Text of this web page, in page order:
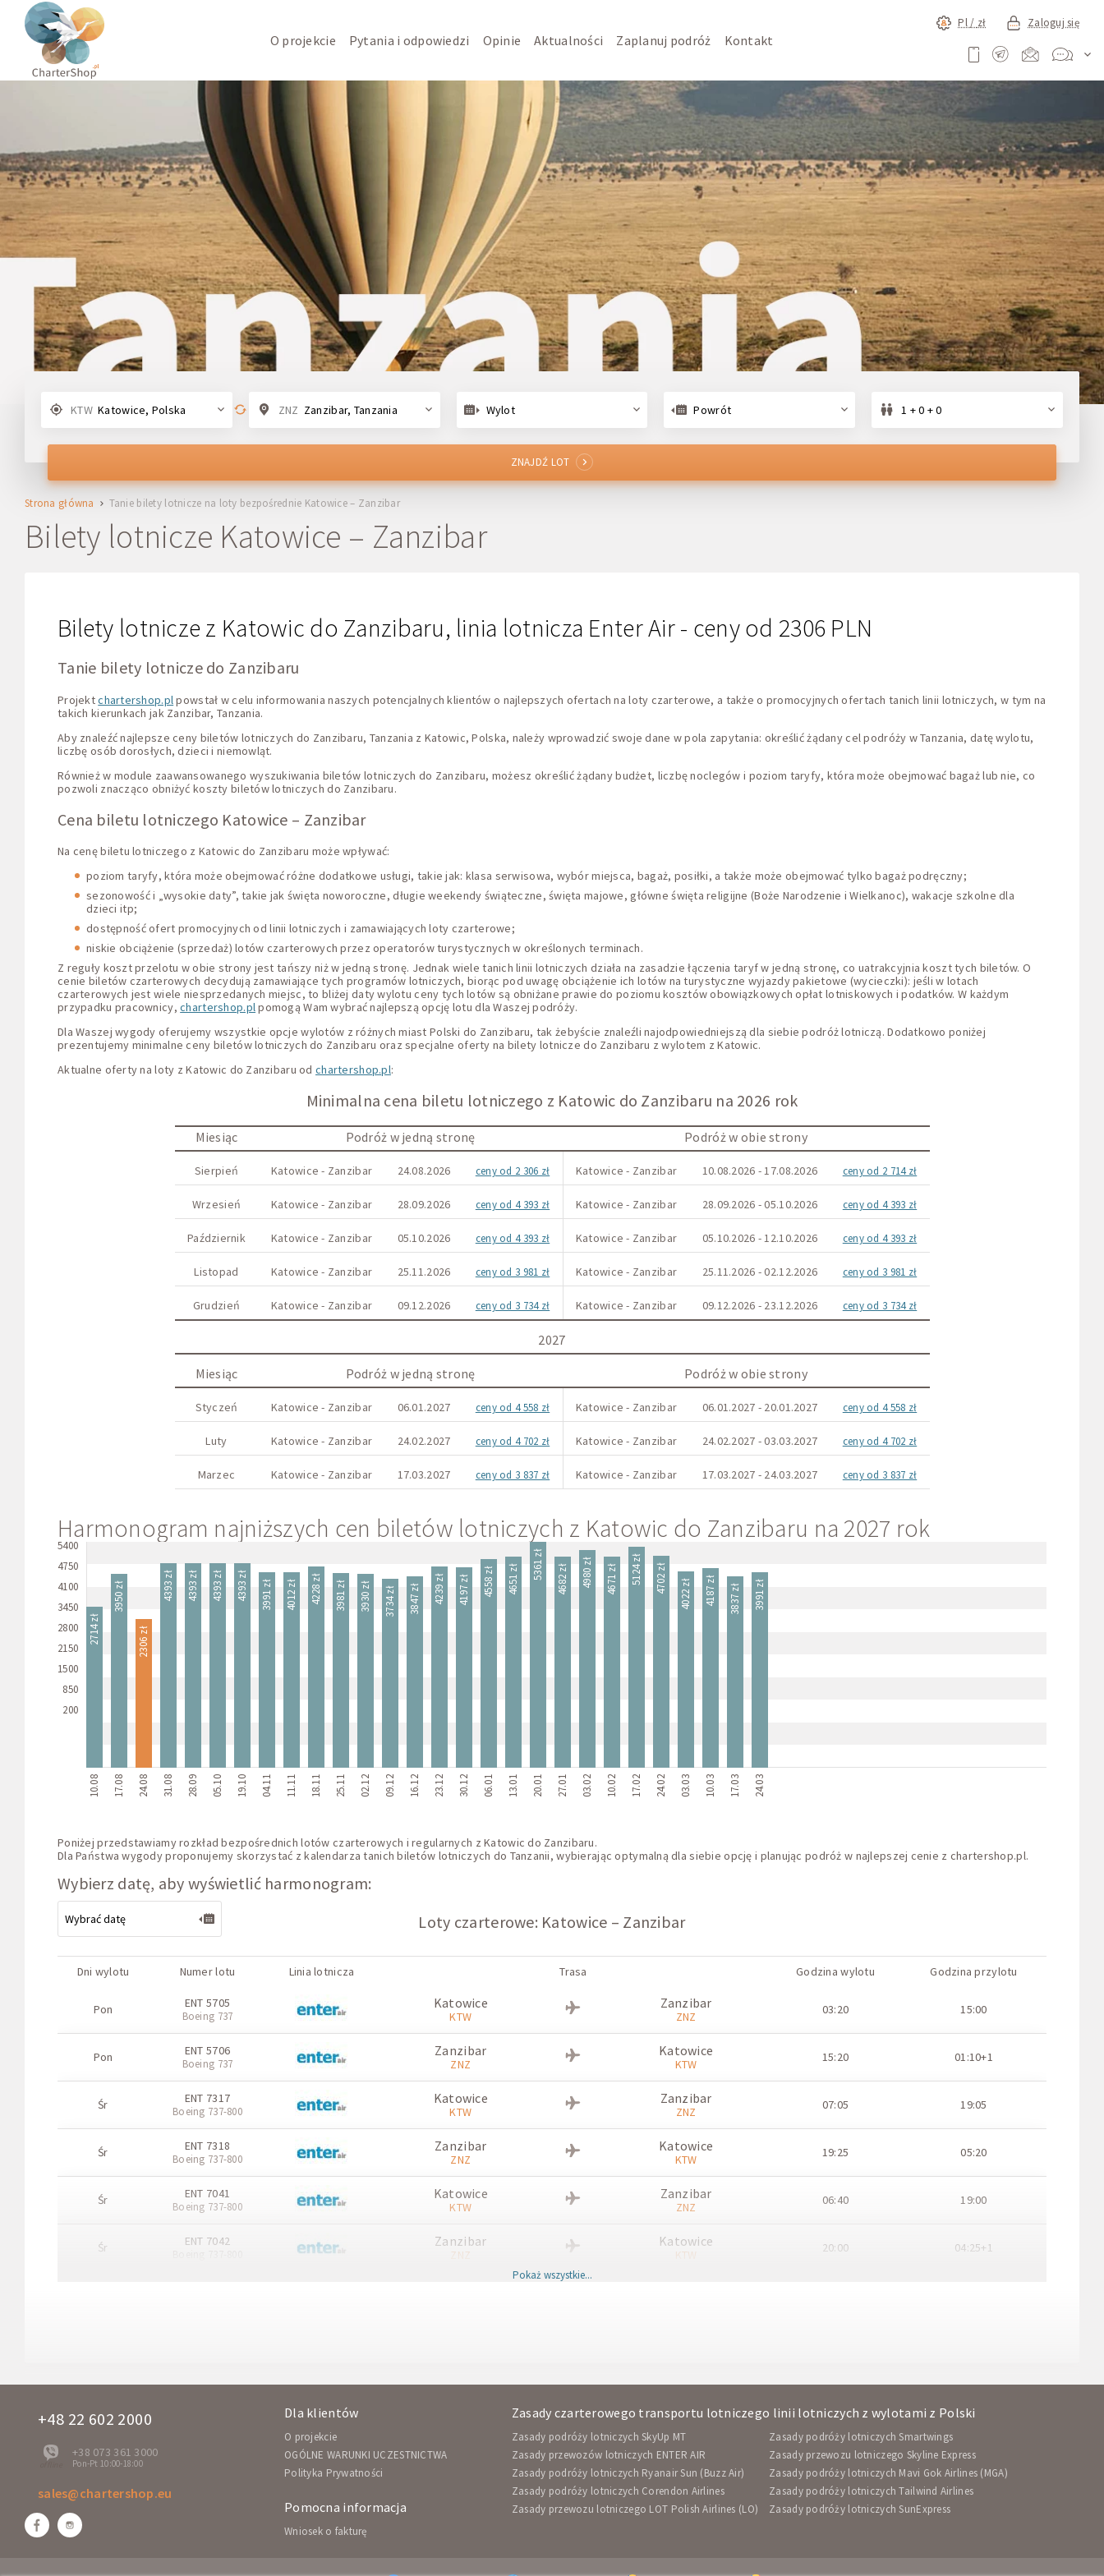
O projekcie Pytania i odpowiedzi Opinie Aktualności Zaplanuj podróż Kontakt
Pl / zł Zaloguj się
KTW Katowice, Polska ZNZ Zanzibar, Tanzania Wylot Powrót 1 + 0 + 0
ZNAJDŹ LOT
Strona główna Tanie bilety lotnicze na loty bezpośrednie Katowice – Zanzibar
Bilety lotnicze Katowice – Zanzibar
Bilety lotnicze z Katowic do Zanzibaru, linia lotnicza Enter Air - ceny od 2306 PLN
Tanie bilety lotnicze do Zanzibaru
Projektchartershop.plpowstał w celu informowania naszych potencjalnych klientów o najlepszych ofertach na loty czarterowe, a także o promocyjnych ofertach tanich linii lotniczych, w tym na
takich kierunkach jak Zanzibar, Tanzania.
Aby znaleźć najlepsze ceny biletów lotniczych do Zanzibaru, Tanzania z Katowic, Polska, należy wprowadzić swoje dane w pola zapytania: określić żądany cel podróży w Tanzania, datę wylotu,
liczbę osób dorosłych, dzieci i niemowląt.
Również w module zaawansowanego wyszukiwania biletów lotniczych do Zanzibaru, możesz określić żądany budżet, liczbę noclegów i poziom taryfy, która może obejmować bagaż lub nie, co
pozwoli znacząco obniżyć koszty biletów lotniczych do Zanzibaru.
Cena biletu lotniczego Katowice – Zanzibar
Na cenę biletu lotniczego z Katowic do Zanzibaru może wpływać:
poziom taryfy, która może obejmować różne dodatkowe usługi, takie jak: klasa serwisowa, wybór miejsca, bagaż, posiłki, a także może obejmować tylko bagaż podręczny;
sezonowość i „wysokie daty”, takie jak święta noworoczne, długie weekendy świąteczne, święta majowe, główne święta religijne (Boże Narodzenie i Wielkanoc), wakacje szkolne dla
dzieci itp;
dostępność ofert promocyjnych od linii lotniczych i zamawiających loty czarterowe;
niskie obciążenie (sprzedaż) lotów czarterowych przez operatorów turystycznych w określonych terminach.
Z reguły koszt przelotu w obie strony jest tańszy niż w jedną stronę. Jednak wiele tanich linii lotniczych działa na zasadzie łączenia taryf w jedną stronę, co uatrakcyjnia koszt tych biletów. O
cenie biletów czarterowych decydują zamawiające tych programów lotniczych, biorąc pod uwagę obciążenie ich lotów na turystyczne wyjazdy pakietowe (wycieczki): jeśli w lotach
czarterowych jest wiele niesprzedanych miejsc, to bliżej daty wylotu ceny tych lotów są obniżane prawie do poziomu kosztów obowiązkowych opłat lotniskowych i podatków. W każdym
przypadku pracownicy,chartershop.plpomogą Wam wybrać najlepszą opcję lotu dla Waszej podróży.
Dla Waszej wygody oferujemy wszystkie opcje wylotów z różnych miast Polski do Zanzibaru, tak żebyście znaleźli najodpowiedniejszą dla siebie podróż lotniczą. Dodatkowo poniżej
prezentujemy minimalne ceny biletów lotniczych do Zanzibaru oraz specjalne oferty na bilety lotnicze do Zanzibaru z wylotem z Katowic.
Aktualne oferty na loty z Katowic do Zanzibaru od chartershop.pl:
Minimalna cena biletu lotniczego z Katowic do Zanzibaru na 2026 rok
Miesiąc Podróż w jedną stronę Podróż w obie strony
Sierpień Katowice - Zanzibar 24.08.2026 ceny od 2 306 zł Katowice - Zanzibar 10.08.2026 - 17.08.2026 ceny od 2 714 zł
Wrzesień Katowice - Zanzibar 28.09.2026 ceny od 4 393 zł Katowice - Zanzibar 28.09.2026 - 05.10.2026 ceny od 4 393 zł
Październik Katowice - Zanzibar 05.10.2026 ceny od 4 393 zł Katowice - Zanzibar 05.10.2026 - 12.10.2026 ceny od 4 393 zł
Listopad Katowice - Zanzibar 25.11.2026 ceny od 3 981 zł Katowice - Zanzibar 25.11.2026 - 02.12.2026 ceny od 3 981 zł
Grudzień Katowice - Zanzibar 09.12.2026 ceny od 3 734 zł Katowice - Zanzibar 09.12.2026 - 23.12.2026 ceny od 3 734 zł
2027
Miesiąc Podróż w jedną stronę Podróż w obie strony
Styczeń Katowice - Zanzibar 06.01.2027 ceny od 4 558 zł Katowice - Zanzibar 06.01.2027 - 20.01.2027 ceny od 4 558 zł
Luty Katowice - Zanzibar 24.02.2027 ceny od 4 702 zł Katowice - Zanzibar 24.02.2027 - 03.03.2027 ceny od 4 702 zł
Marzec Katowice - Zanzibar 17.03.2027 ceny od 3 837 zł Katowice - Zanzibar 17.03.2027 - 24.03.2027 ceny od 3 837 zł
Harmonogram najniższych cen biletów lotniczych z Katowic do Zanzibaru na 2027 rok
5400
4750
4100
3450
2800
2150
1500
850
200
2714 zł
10.08
3950 zł
17.08
2306 zł
24.08
4393 zł
31.08
4393 zł
28.09
4393 zł
05.10
4393 zł
19.10
3991 zł
04.11
4012 zł
11.11
4228 zł
18.11
3981 zł
25.11
3930 zł
02.12
3734 zł
09.12
3847 zł
16.12
4239 zł
23.12
4197 zł
30.12
4558 zł
06.01
4651 zł
13.01
5361 zł
20.01
4682 zł
27.01
4980 zł
03.02
4671 zł
10.02
5124 zł
17.02
4702 zł
24.02
4022 zł
03.03
4187 zł
10.03
3837 zł
17.03
3991 zł
24.03
Poniżej przedstawiamy rozkład bezpośrednich lotów czarterowych i regularnych z Katowic do Zanzibaru.
Dla Państwa wygody proponujemy skorzystać z kalendarza tanich biletów lotniczych do Tanzanii, wybierając optymalną dla siebie opcję i planując podróż w najlepszej cenie z chartershop.pl.
Wybierz datę, aby wyświetlić harmonogram:
Loty czarterowe: Katowice – Zanzibar
Dni wylotu Numer lotu Linia lotnicza Trasa Godzina wylotu Godzina przylotu
Pon ENT 5705
Boeing 737
Katowice
KTW
Zanzibar
ZNZ 03:20 15:00
Pon ENT 5706
Boeing 737
Zanzibar
ZNZ
Katowice
KTW 15:20 01:10+1
Śr ENT 7317
Boeing 737-800
Katowice
KTW
Zanzibar
ZNZ 07:05 19:05
Śr ENT 7318
Boeing 737-800
Zanzibar
ZNZ
Katowice
KTW 19:25 05:20
Śr ENT 7041
Boeing 737-800
Katowice
KTW
Zanzibar
ZNZ 06:40 19:00
Śr ENT 7042 Zanzibar
ZNZ
Katowice
KTW 20:00 04:25+1
Pokaż wszystkie...
+48 22 602 2000
offline
+38 073 361 3000
Pon-Pt 10:00-18:00
sales@chartershop.eu
Dla klientów
O projekcie
OGÓLNE WARUNKI UCZESTNICTWA
Polityka Prywatności
Pomocna informacja
Wniosek o fakturę
Zasady czarterowego transportu lotniczego linii lotniczych z wylotami z Polski
Zasady podróży lotniczych SkyUp MT
Zasady przewozów lotniczych ENTER AIR
Zasady podróży lotniczych Ryanair Sun (Buzz Air)
Zasady podróży lotniczych Corendon Airlines
Zasady przewozu lotniczego LOT Polish Airlines (LO)
Zasady podróży lotniczych Smartwings
Zasady przewozu lotniczego Skyline Express
Zasady podróży lotniczych Mavi Gok Airlines (MGA)
Zasady podróży lotniczych Tailwind Airlines
Zasady podróży lotniczych SunExpress